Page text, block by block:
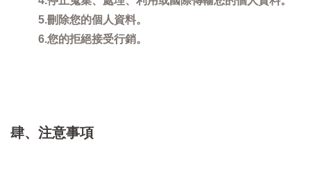
5.刪除您的個人資料。
6.您的拒絕接受行銷。
肆、注意事項